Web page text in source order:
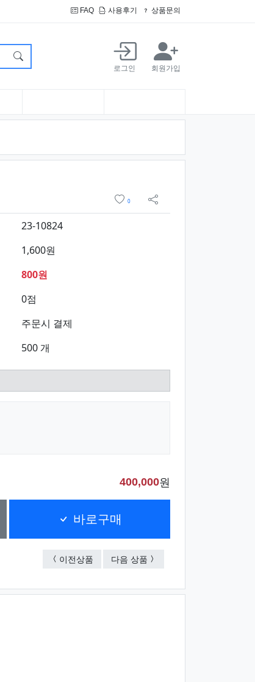
FAQ 사용후기 상품문의
로그인 회원가입
0
sns 공유
23-10824
1,600원
800원
0점
주문시 결제
500 개
400,000원
바로구매
이전상품 20cm 사출자(광폭)
다음 상품 30cm 사출자